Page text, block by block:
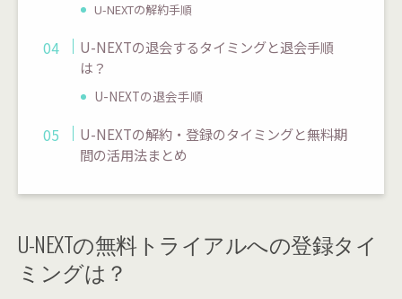
U-NEXTの解約手順
U-NEXTの退会するタイミングと退会手順
は？
U-NEXTの退会手順
U-NEXTの解約・登録のタイミングと無料期
間の活用法まとめ
U-NEXTの無料トライアルへの登録タイ
ミングは？